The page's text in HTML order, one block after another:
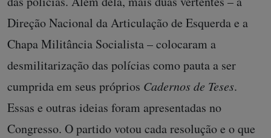
Direção Nacional da Articulação de Esquerda e a
Chapa Militância Socialista – colocaram a
desmilitarização das polícias como pauta a ser
cumprida em seus próprios Cadernos de Teses.
Essas e outras ideias foram apresentadas no
Congresso. O partido votou cada resolução e o que